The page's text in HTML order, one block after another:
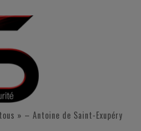
» – Antoine de Saint-Exupéry